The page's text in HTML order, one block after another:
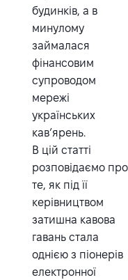
будинків, а в
минулому
займалася
фінансовим
супроводом
мережі
українських
кав’ярень.
В цій статті
розповідаємо про
те, як під її
керівництвом
затишна кавова
гавань стала
однією з піонерів
електронної